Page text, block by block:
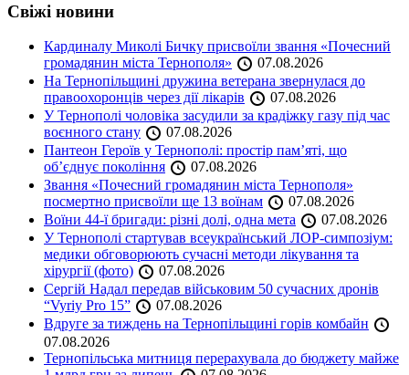
Свіжі новини
Кардиналу Миколі Бичку присвоїли звання «Почесний
громадянин міста Тернополя»
07.08.2026
На Тернопільщині дружина ветерана звернулася до
правоохоронців через дії лікарів
07.08.2026
У Тернополі чоловіка засудили за крадіжку газу під час
воєнного стану
07.08.2026
Пантеон Героїв у Тернополі: простір пам’яті, що
об’єднує покоління
07.08.2026
Звання «Почесний громадянин міста Тернополя»
посмертно присвоїли ще 13 воїнам
07.08.2026
Воїни 44-ї бригади: різні долі, одна мета
07.08.2026
У Тернополі стартував всеукраїнський ЛОР-симпозіум:
медики обговорюють сучасні методи лікування та
хірургії (фото)
07.08.2026
Сергій Надал передав військовим 50 сучасних дронів
“Vyriy Pro 15”
07.08.2026
Вдруге за тиждень на Тернопільщині горів комбайн
07.08.2026
Тернопільська митниця перерахувала до бюджету майже